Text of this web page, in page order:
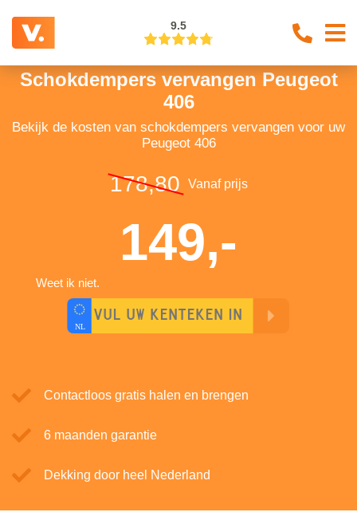
9.5
Schokdempers vervangen Peugeot
406
Bekijk de kosten van schokdempers vervangen voor uw
Peugeot 406
178,80 Vanaf prijs
149,-
Weet ik niet.
Contactloos gratis halen en brengen
6 maanden garantie
Dekking door heel Nederland